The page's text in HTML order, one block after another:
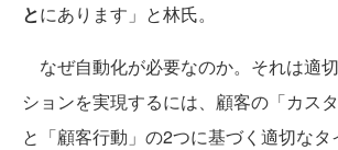
とにあります」と林氏。
なぜ自動化が必要なのか。それは適
ションを実現するには、顧客の「カス
と「顧客行動」の2つに基づく適切な